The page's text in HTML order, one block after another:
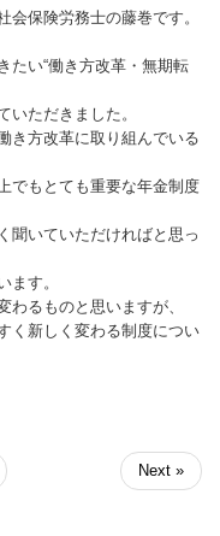
保険労務士の藤巻です。
たい“働き方改革・無期転
いただきました。
き方改革に取り組んでいる
でもとても重要な年金制度
聞いていただければと思っ
ます。
わるものと思いますが、
く新しく変わる制度につい
Next »